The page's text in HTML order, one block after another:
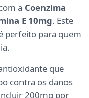
a Coenzima
E 10mg. Este
perfeito para quem
que
contra os danos
200mg por